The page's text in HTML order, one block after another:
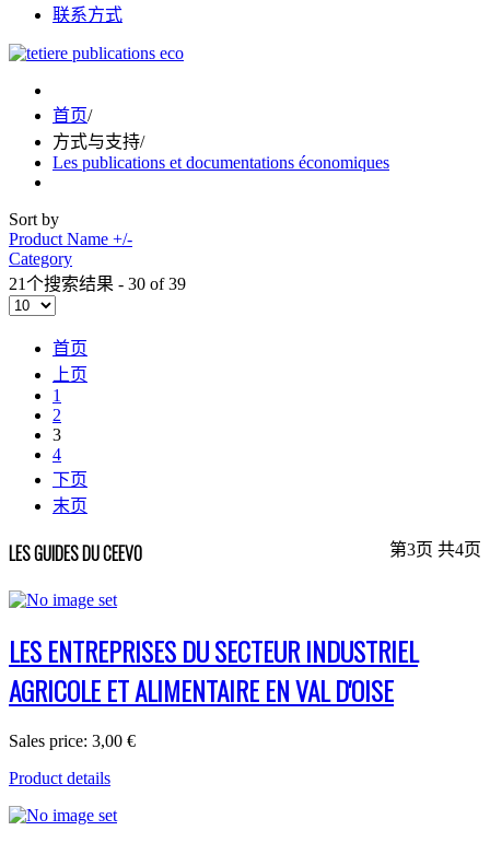
联系方式
首页/
方式与支持/
Les publications et documentations économiques
Sort by
Product Name +/-
Category
21个搜索结果 - 30 of 39
首页
上页
1
2
3
4
下页
末页
第3页 共4页
LES GUIDES DU CEEVO
LES ENTREPRISES DU SECTEUR INDUSTRIEL
AGRICOLE ET ALIMENTAIRE EN VAL D'OISE
Sales price: 3,00 €
Product details